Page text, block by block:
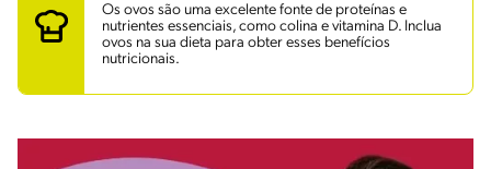
Os ovos são uma excelente fonte de proteínas e
nutrientes essenciais, como colina e vitamina D. Inclua
ovos na sua dieta para obter esses benefícios
nutricionais.